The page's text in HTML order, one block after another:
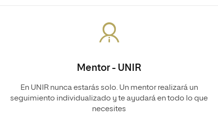
Mentor - UNIR
En UNIR nunca estarás solo. Un mentor realizará un
seguimiento individualizado y te ayudará en todo lo que
necesites